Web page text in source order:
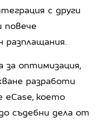
с други
повече
разплащания.
оптимизация,
разработи
eCase, което
съдебни дела от